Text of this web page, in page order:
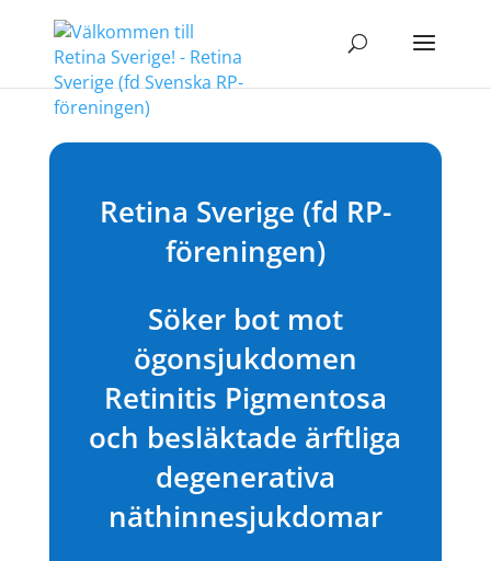
Retina Sverige (fd RP-
föreningen)
Söker bot mot
ögonsjukdomen
Retinitis Pigmentosa
och besläktade ärftliga
degenerativa
näthinnesjukdomar